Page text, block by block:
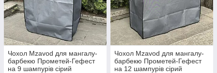
Чохол Mzavod для мангалу-
барбекю Прометей-Гефест
на 9 шампурів сірий
Чохол Mzavod для мангалу-
барбекю Прометей-Гефест
на 12 шампурів сірий